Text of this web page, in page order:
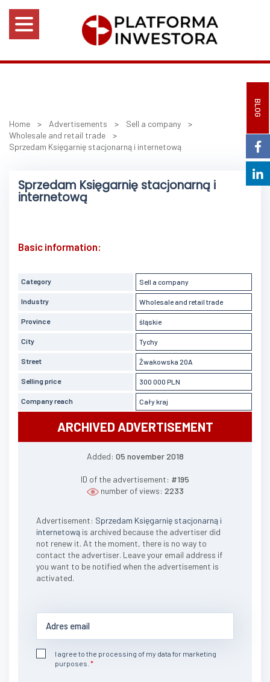
BLOG
Home > Advertisements > Sell a company >
Wholesale and retail trade >
Sprzedam Księgarnię stacjonarną i internetową
Sprzedam Księgarnię stacjonarną i
internetową
Basic information:
Category Sell a company
Industry Wholesale and retail trade
Province śląskie
City Tychy
Street Żwakowska 20A
Selling price 300 000 PLN
Company reach Cały kraj
ARCHIVED ADVERTISEMENT
Added: 05 november 2018
ID of the advertisement: #195
number of views: 2233
Advertisement: Sprzedam Księgarnię stacjonarną i
internetową is archived because the advertiser did
not renew it. At the moment, there is no way to
contact the advertiser. Leave your email address if
you want to be notified when the advertisement is
activated.
I agree to the processing of my data for marketing
purposes.